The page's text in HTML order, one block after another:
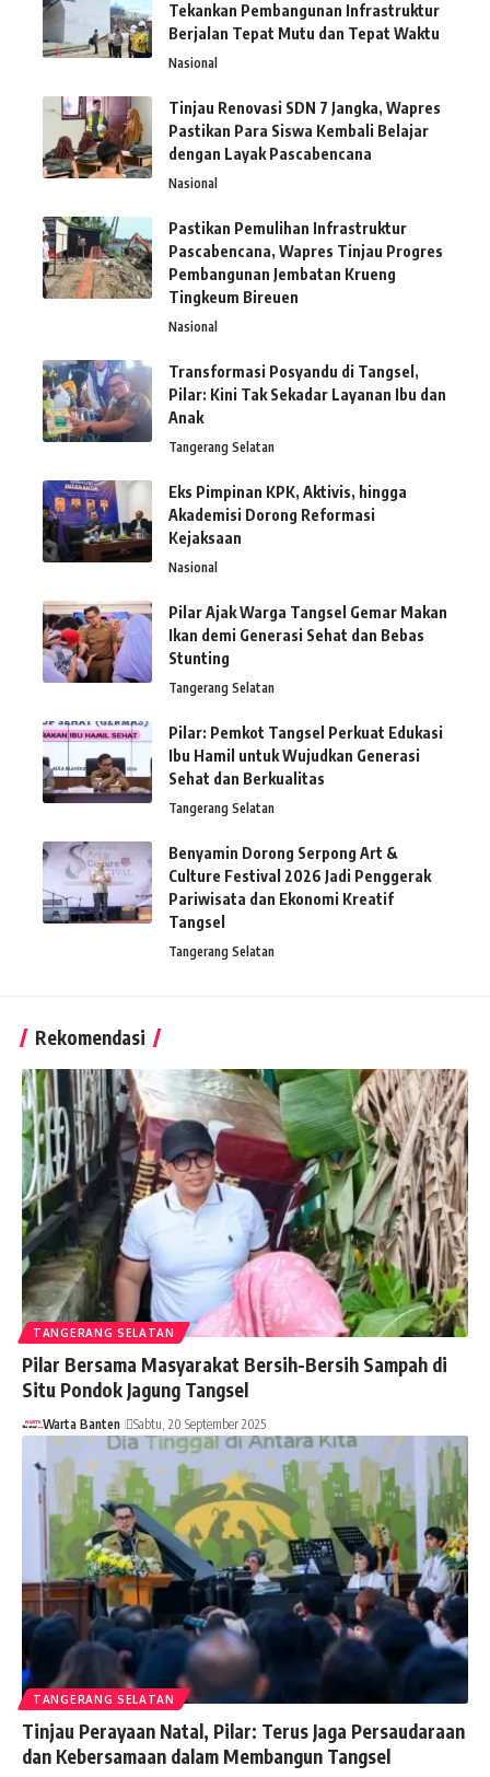
Tekankan Pembangunan Infrastruktur
Berjalan Tepat Mutu dan Tepat Waktu
Nasional
Tinjau Renovasi SDN 7 Jangka, Wapres
Pastikan Para Siswa Kembali Belajar
dengan Layak Pascabencana
Nasional
Pastikan Pemulihan Infrastruktur
Pascabencana, Wapres Tinjau Progres
Pembangunan Jembatan Krueng
Tingkeum Bireuen
Nasional
Transformasi Posyandu di Tangsel,
Pilar: Kini Tak Sekadar Layanan Ibu dan
Anak
Tangerang Selatan
Eks Pimpinan KPK, Aktivis, hingga
Akademisi Dorong Reformasi
Kejaksaan
Nasional
Pilar Ajak Warga Tangsel Gemar Makan
Ikan demi Generasi Sehat dan Bebas
Stunting
Tangerang Selatan
Pilar: Pemkot Tangsel Perkuat Edukasi
Ibu Hamil untuk Wujudkan Generasi
Sehat dan Berkualitas
Tangerang Selatan
Benyamin Dorong Serpong Art &
Culture Festival 2026 Jadi Penggerak
Pariwisata dan Ekonomi Kreatif
Tangsel
Tangerang Selatan
Rekomendasi
TANGERANG SELATAN
Pilar Bersama Masyarakat Bersih-Bersih Sampah di
Situ Pondok Jagung Tangsel
Warta Banten Sabtu, 20 September 2025
TANGERANG SELATAN
Tinjau Perayaan Natal, Pilar: Terus Jaga Persaudaraan
dan Kebersamaan dalam Membangun Tangsel